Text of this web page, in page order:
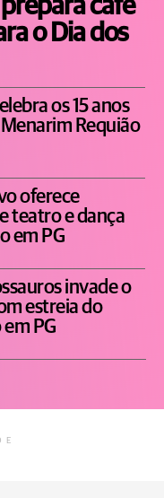
café
o Dia dos
os 15 anos
Requião
oferece
teatro e dança
em PG
invade o
estreia do
em PG